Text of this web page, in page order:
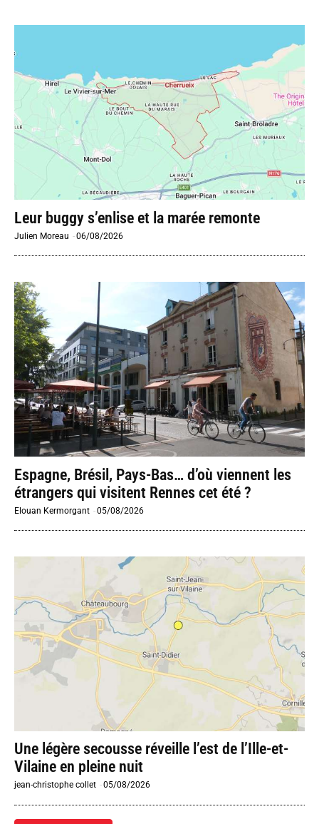
Leur buggy s’enlise et la marée remonte
Julien Moreau -06/08/2026
Espagne, Brésil, Pays-Bas… d’où viennent les
étrangers qui visitent Rennes cet été ?
Elouan Kermorgant -05/08/2026
Une légère secousse réveille l’est de l’Ille-et-
Vilaine en pleine nuit
jean-christophe collet -05/08/2026